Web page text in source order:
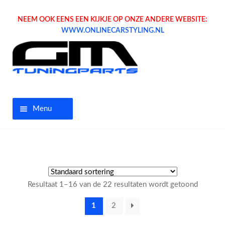
NEEM OOK EENS EEN KIJKJE OP ONZE ANDERE WEBSITE:
WWW.ONLINECARSTYLING.NL
Menu
Resultaat 1–16 van de 22 resultaten wordt getoond
1 2